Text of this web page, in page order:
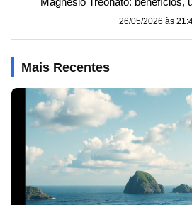
26/05/2026 às
Mais Recentes